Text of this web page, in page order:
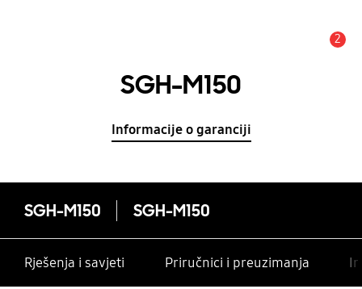
2
SGH-M150
Informacije o garanciji
SGH-M150 SGH-M150
Rješenja i savjeti Priručnici i preuzimanja